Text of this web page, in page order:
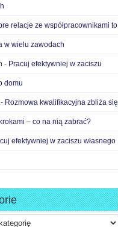
relacje ze współpracownikami to
w wielu zawodach
- Pracuj efektywniej w zaciszu
domu
- Rozmowa kwalifikacyjna zbliża się
– co na nią zabrać?
efektywniej w zaciszu własnego